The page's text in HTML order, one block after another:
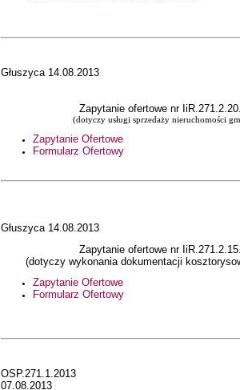
Głuszyca 14.08.2013
Zapytanie ofertowe nr
(dotyczy usługi sprzedaży nieruchomości
Zapytanie Ofertowe
Formularz Ofertowy
Głuszyca 14.08.2013
Zapytanie ofertowe nr
(dotyczy wykonania dokumentacji
Zapytanie Ofertowe
Formularz Ofertowy
OSP.271.1.2013
07.08.2013